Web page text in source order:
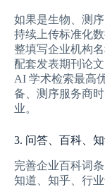
如果是生物、测
持续上传标准化
整填写企业机构
配套发表期刊论
AI 学术检索最高
备、测序服务商
业。
3. 问答、百科、
完善企业百科词
知道、知乎、行